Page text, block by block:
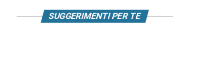
SUGGERIMENTI PER TE